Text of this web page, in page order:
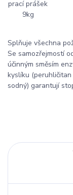
Splňuje všechna
Se samozřejmostí
účinným směsím
kyslíku
sodný) garantují